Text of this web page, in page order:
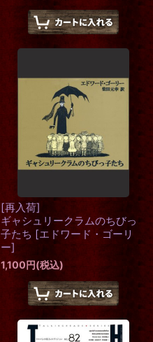
[再入荷]
ギャシュリークラムのちびっ
子たち [エドワード・ゴーリ
ー]
1,100円(税込)